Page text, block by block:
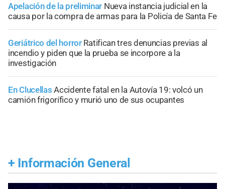
Apelación de la preliminar Nueva instancia judicial en la
causa por la compra de armas para la Policía de Santa Fe
Geriátrico del horror Ratifican tres denuncias previas al
incendio y piden que la prueba se incorpore a la
investigación
En Clucellas Accidente fatal en la Autovía 19: volcó un
camión frigorífico y murió uno de sus ocupantes
+ Información General